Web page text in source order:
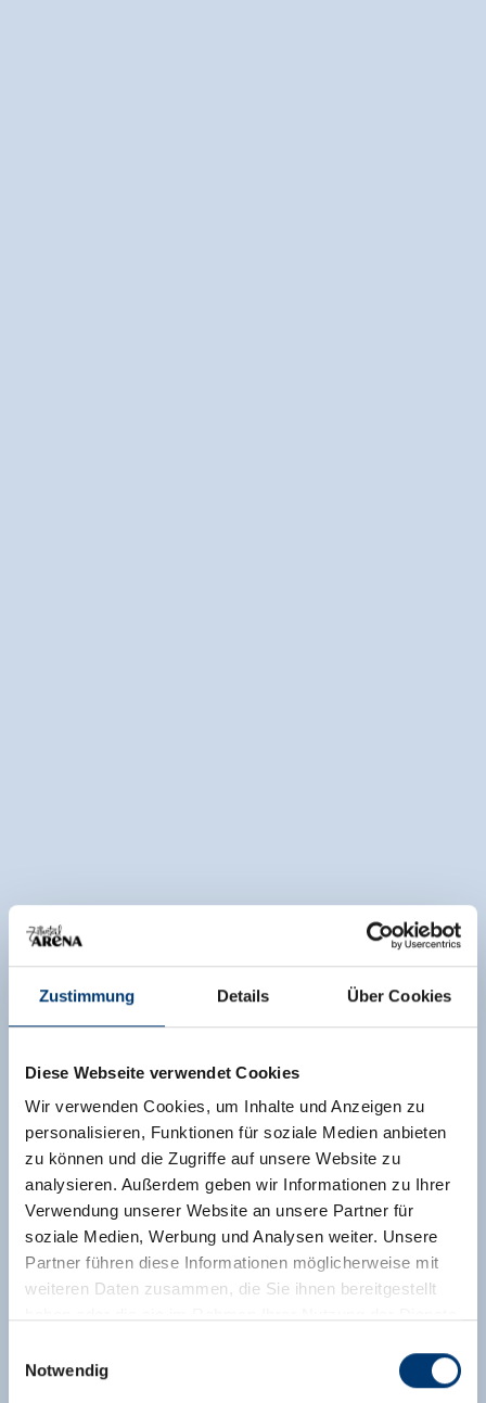
Zustimmung Details Über Cookies
Diese Webseite verwendet Cookies
Wir verwenden Cookies, um Inhalte und Anzeigen zu
personalisieren, Funktionen für soziale Medien anbieten
zu können und die Zugriffe auf unsere Website zu
analysieren. Außerdem geben wir Informationen zu Ihrer
Verwendung unserer Website an unsere Partner für
soziale Medien, Werbung und Analysen weiter. Unsere
Partner führen diese Informationen möglicherweise mit
weiteren Daten zusammen, die Sie ihnen bereitgestellt
Notwendig